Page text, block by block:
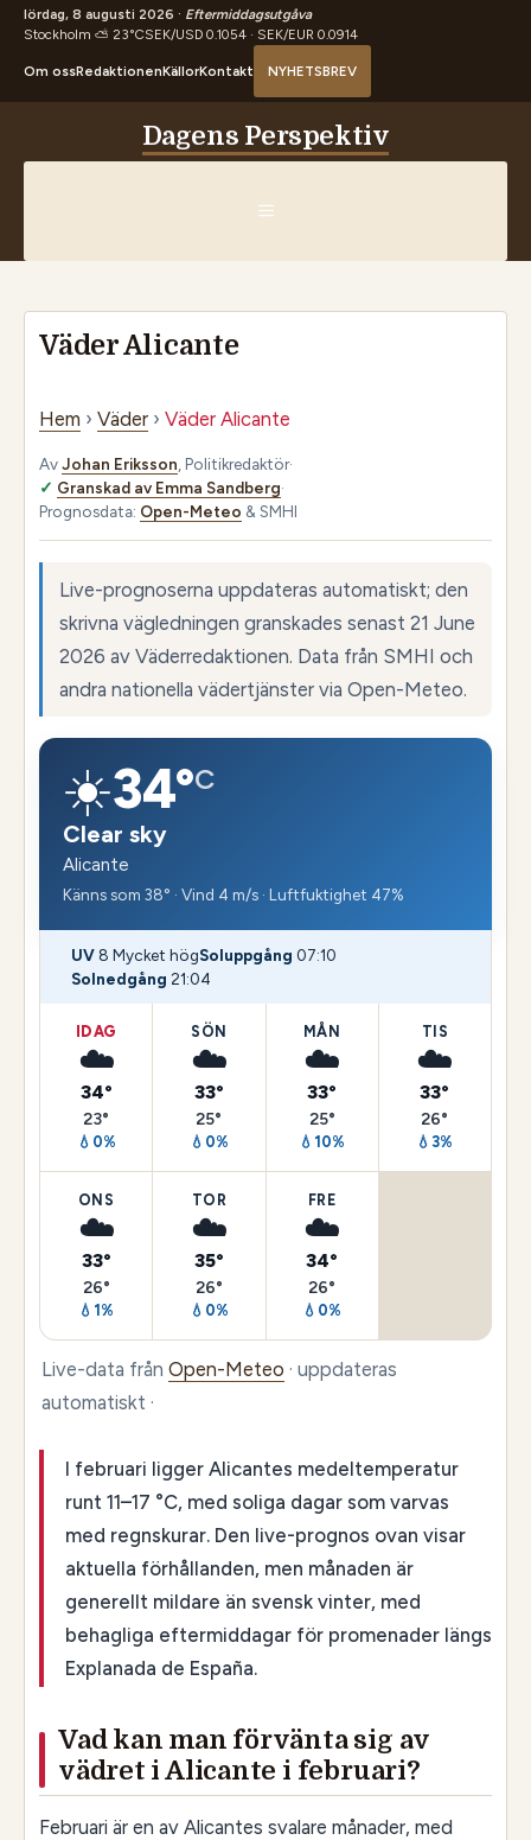
lördag, 8 augusti 2026 · Eftermiddagsutgåva
Stockholm ⛅ 23°CSEK/USD 0.1054 · SEK/EUR 0.0914
Om ossRedaktionenKällorKontakt NYHETSBREV
Dagens Perspektiv
MENY
Väder Alicante
Hem › Väder › Väder Alicante
AvJohan Eriksson , Politikredaktör·
Granskad av Emma Sandberg·
Prognosdata: Open-Meteo & SMHI
Live-prognoserna uppdateras automatiskt; den
skrivna vägledningen granskades senast 21 June
2026 av Väderredaktionen. Data från SMHI och
andra nationella vädertjänster via Open-Meteo.
☀️34°C
Clear sky
Alicante
Känns som 38° · Vind 4 m/s · Luftfuktighet 47%
UV 8 Mycket högSoluppgång 07:10
Solnedgång 21:04
IDAG
☁️
34°
23°
💧0%
SÖN
☁️
33°
25°
💧0%
MÅN
☁️
33°
25°
💧10%
TIS
☁️
33°
26°
💧3%
ONS
☁️
33°
26°
💧1%
TOR
☁️
35°
26°
💧0%
FRE
☁️
34°
26°
💧0%
Live-data från Open-Meteo · uppdateras
automatiskt ·
I februari ligger Alicantes medeltemperatur
runt 11–17 °C, med soliga dagar som varvas
med regnskurar. Den live-prognos ovan visar
aktuella förhållanden, men månaden är
generellt mildare än svensk vinter, med
behagliga eftermiddagar för promenader längs
Explanada de España.
Vad kan man förvänta sig av
vädret i Alicante i februari?
Februari är en av Alicantes svalare månader, med